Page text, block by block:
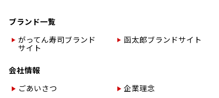
ブランド一覧
がってん寿司ブランド
サイト
函太郎ブランドサイト
会社情報
ごあいさつ
企業理念